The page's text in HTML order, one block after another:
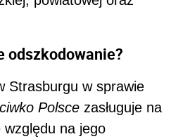
odszkodowanie?
Strasburgu w sprawie
Polsce zasługuje na
na jego